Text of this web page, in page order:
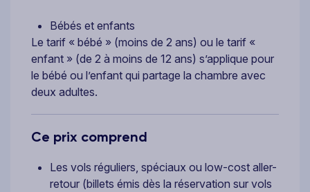
Bébés et enfants
Le tarif « bébé » (moins de 2 ans) ou le tarif «
enfant » (de 2 à moins de 12 ans) s’applique pour
le bébé ou l’enfant qui partage la chambre avec
deux adultes.
Ce prix comprend
Les vols réguliers, spéciaux ou low-cost aller-
retour (billets émis dès la réservation sur vols